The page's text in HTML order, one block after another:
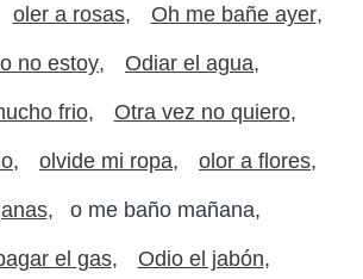
oler a rosas Oh me bañe ayer
no estoy Odiar el agua
frio Otra vez no quiero
olvide mi ropa olor a flores
o me baño mañana
el gas Odio el jabón